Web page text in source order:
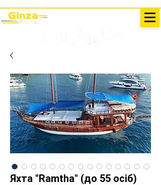
Яхта "Ramtha" (до 55 осіб)